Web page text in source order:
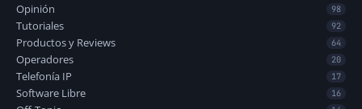
Opinión 98
Tutoriales 92
Productos y Reviews 64
Operadores 20
Telefonía IP 17
Software Libre 16